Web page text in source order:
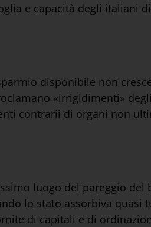
e capacità degli
disponibile non
«irrigidimenti»
contrarii di organi non
luogo del pareggio
lo stato assorbiva
di capitali e di